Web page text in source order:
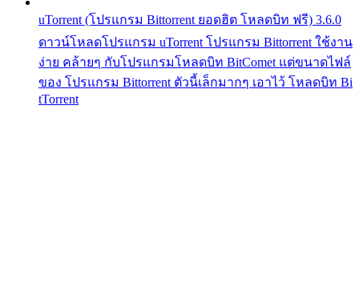
uTorrent (โปรแกรม Bittorrent ยอดฮิต โหลดบิท ฟรี) 3.6.0
ดาวน์โหลดโปรแกรม uTorrent โปรแกรม Bittorrent ใช้งาน
ง่าย คล้ายๆ กับโปรแกรมโหลดบิท BitComet แต่ขนาดไฟล์
ของ โปรแกรม Bittorrent ตัวนี้เล็กมากๆ เอาไว้ โหลดบิท Bi
tTorrent